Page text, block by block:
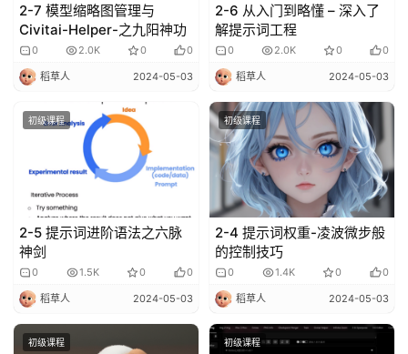
I
P
课
程
关
我
们
2-7 模型缩略图管理与
Civitai-Helper-之九阳神功
0 2.0K 0 0
稻草人 2024-05-03
2-6 从入门到略懂 – 深入了
解提示词工程
0 2.0K 0 0
稻草人 2024-05-03
初级课程
2-5 提示词进阶语法之六脉
神剑
0 1.5K 0 0
稻草人 2024-05-03
初级课程
2-4 提示词权重-凌波微步般
的控制技巧
0 1.4K 0 0
稻草人 2024-05-03
初级课程 初级课程